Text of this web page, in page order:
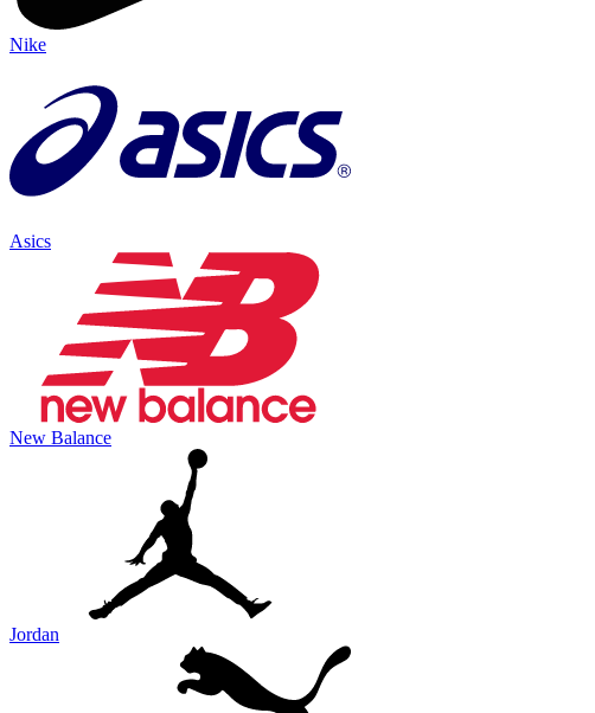
Nike
Asics
New Balance
Jordan